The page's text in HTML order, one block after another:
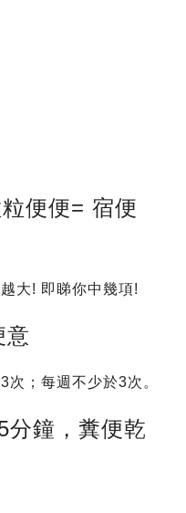
便便= 宿便
大! 即睇你中幾項!
意
次；每週不少於3次。
分鐘，糞便乾